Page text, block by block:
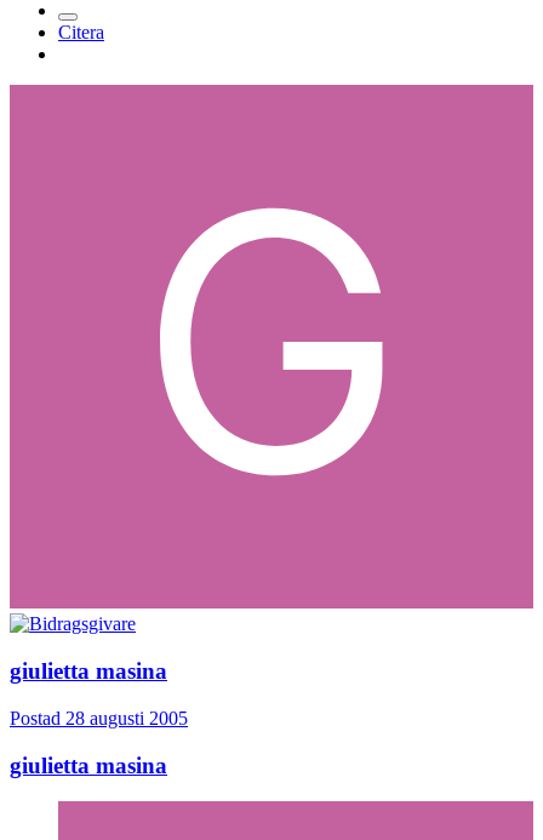
Citera
giulietta masina
Postad 28 augusti 2005
giulietta masina